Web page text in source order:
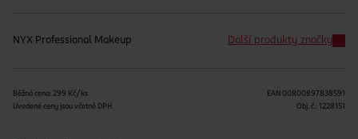
NYX Professional Makeup Další produkty značky
Běžná cena: 299 Kč/ks
Uvedené ceny jsou včetně DPH
EAN 00800897838591
Obj. č.: 1228151